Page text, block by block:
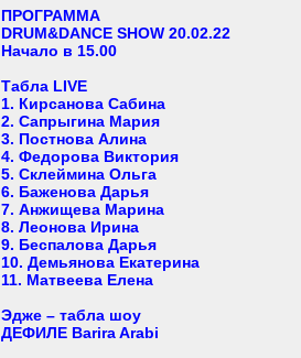
ПРОГРАММА
DRUM&DANCE SHOW 20.02.22
Начало в 15.00
Табла LIVE
1. Кирсанова Сабина
2. Сапрыгина Мария
3. Постнова Алина
4. Федорова Виктория
5. Склеймина Ольга
6. Баженова Дарья
7. Анжищева Марина
8. Леонова Ирина
9. Беспалова Дарья
10. Демьянова Екатерина
11. Матвеева Елена
Эдже – табла шоу
ДЕФИЛЕ Barira Arabi